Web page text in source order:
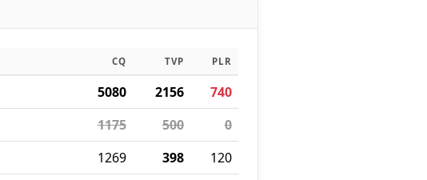
CQ TVP PLR
5080 2156
740
1175 500
0
1269 398
120